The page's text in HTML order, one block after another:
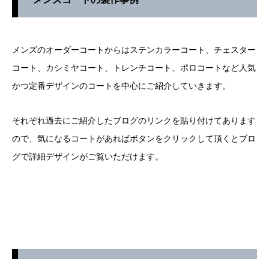
メンズのオーダーコートからはステンカラーコート、チェスター
コート、カシミヤコート、トレンチコート、ポロコートなど人気
かつ定番デザインのコートを中心にご紹介していきます。
それぞれ過去にご紹介したブログのリンクを貼り付けてあります
ので、気になるコートがあればボタンをクリックして頂くとブロ
グで詳細デザインがご覧いただけます。